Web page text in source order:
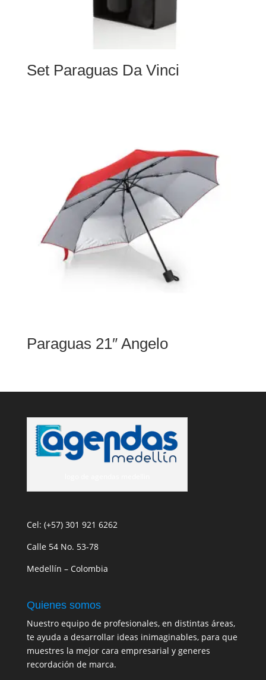
Set Paraguas Da Vinci
Paraguas 21″ Angelo
Cel: (+57) 301 921 6262
Calle 54 No. 53-78
Medellín – Colombia
Quienes somos
Nuestro equipo de profesionales, en distintas áreas,
te ayuda a desarrollar ideas inimaginables, para que
muestres la mejor cara empresarial y generes
recordación de marca.